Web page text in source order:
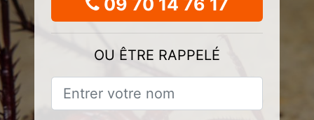
OU ÊTRE RAPPELÉ